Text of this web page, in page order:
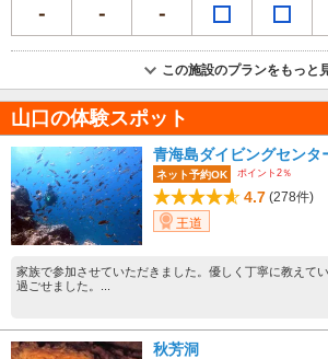
この施設のプランをもっと
山口の体験スポット
青海島ダイビングセンタ
ネット予約OK ポイント2％
4.7 (278件)
王道
家族で参加させていただきました。優しく丁寧に教えて
過ごせました。...
秋芳洞